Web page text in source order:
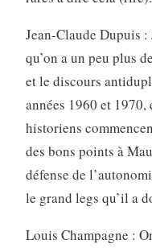
Jean-Claude Dupuis :
qu’on a un peu plus
et le discours
années 1960 et 1970,
historiens
des bons points à
défense de
le grand legs qu’il a
Louis Champagne :